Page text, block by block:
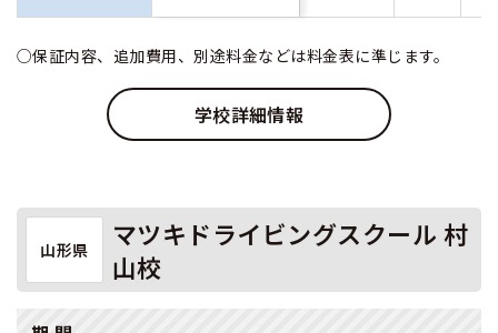
○保証内容、追加費用、別途料金などは料金表に準じます。
学校詳細情報
山形県
マツキドライビングスクール 村
山校